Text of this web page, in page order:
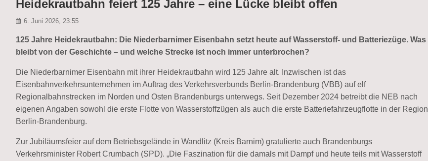
Heidekrautbahn feiert 125 Jahre – eine Lücke bleibt offen
6. Juni 2026, 23:55
125 Jahre Heidekrautbahn: Die Niederbarnimer Eisenbahn setzt heute auf Wasserstoff- und Batteriezüge. Was
bleibt von der Geschichte – und welche Strecke ist noch immer unterbrochen?
Die Niederbarnimer Eisenbahn mit ihrer Heidekrautbahn wird 125 Jahre alt. Inzwischen ist das
Eisenbahnverkehrsunternehmen im Auftrag des Verkehrsverbunds Berlin-Brandenburg (VBB) auf elf
Regionalbahnstrecken im Norden und Osten Brandenburgs unterwegs. Seit Dezember 2024 betreibt die NEB nach
eigenen Angaben sowohl die erste Flotte von Wasserstoffzügen als auch die erste Batteriefahrzeugflotte in der Region
Berlin-Brandenburg.
Zur Jubiläumsfeier auf dem Betriebsgelände in Wandlitz (Kreis Barnim) gratulierte auch Brandenburgs
Verkehrsminister Robert Crumbach (SPD). „Die Faszination für die damals mit Dampf und heute teils mit Wasserstoff